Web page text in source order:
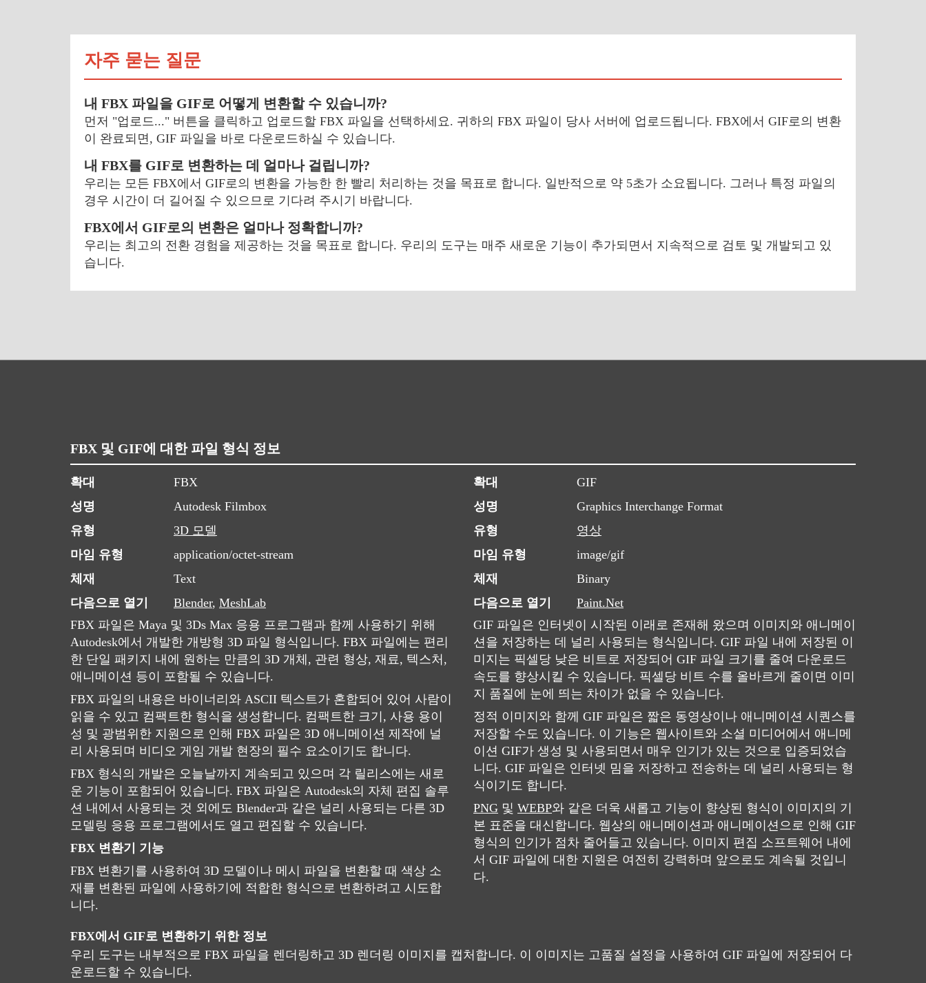
자주 묻는 질문
내 FBX 파일을 GIF로 어떻게 변환할 수 있습니까?
먼저 "업로드..." 버튼을 클릭하고 업로드할 FBX 파일을 선택하세요. 귀하의 FBX 파일이 당사 서버에 업로드됩니다. FBX에서 GIF로의 변환
이 완료되면, GIF 파일을 바로 다운로드하실 수 있습니다.
내 FBX를 GIF로 변환하는 데 얼마나 걸립니까?
우리는 모든 FBX에서 GIF로의 변환을 가능한 한 빨리 처리하는 것을 목표로 합니다. 일반적으로 약 5초가 소요됩니다. 그러나 특정 파일의
경우 시간이 더 길어질 수 있으므로 기다려 주시기 바랍니다.
FBX에서 GIF로의 변환은 얼마나 정확합니까?
우리는 최고의 전환 경험을 제공하는 것을 목표로 합니다. 우리의 도구는 매주 새로운 기능이 추가되면서 지속적으로 검토 및 개발되고 있
습니다.
FBX 및 GIF에 대한 파일 형식 정보
확대
FBX
성명
Autodesk Filmbox
유형
3D 모델
마임 유형
application/octet-stream
체재
Text
다음으로 열기
Blender, MeshLab
FBX 파일은 Maya 및 3Ds Max 응용 프로그램과 함께 사용하기 위해
Autodesk에서 개발한 개방형 3D 파일 형식입니다. FBX 파일에는 편리
한 단일 패키지 내에 원하는 만큼의 3D 개체, 관련 형상, 재료, 텍스처,
애니메이션 등이 포함될 수 있습니다.
FBX 파일의 내용은 바이너리와 ASCII 텍스트가 혼합되어 있어 사람이
읽을 수 있고 컴팩트한 형식을 생성합니다. 컴팩트한 크기, 사용 용이
성 및 광범위한 지원으로 인해 FBX 파일은 3D 애니메이션 제작에 널
리 사용되며 비디오 게임 개발 현장의 필수 요소이기도 합니다.
FBX 형식의 개발은 오늘날까지 계속되고 있으며 각 릴리스에는 새로
운 기능이 포함되어 있습니다. FBX 파일은 Autodesk의 자체 편집 솔루
션 내에서 사용되는 것 외에도 Blender과 같은 널리 사용되는 다른 3D
모델링 응용 프로그램에서도 열고 편집할 수 있습니다.
FBX 변환기 기능
FBX 변환기를 사용하여 3D 모델이나 메시 파일을 변환할 때 색상 소
재를 변환된 파일에 사용하기에 적합한 형식으로 변환하려고 시도합
니다.
확대
GIF
성명
Graphics Interchange Format
유형
영상
마임 유형
image/gif
체재
Binary
다음으로 열기
Paint.Net
GIF 파일은 인터넷이 시작된 이래로 존재해 왔으며 이미지와 애니메이
션을 저장하는 데 널리 사용되는 형식입니다. GIF 파일 내에 저장된 이
미지는 픽셀당 낮은 비트로 저장되어 GIF 파일 크기를 줄여 다운로드
속도를 향상시킬 수 있습니다. 픽셀당 비트 수를 올바르게 줄이면 이미
지 품질에 눈에 띄는 차이가 없을 수 있습니다.
정적 이미지와 함께 GIF 파일은 짧은 동영상이나 애니메이션 시퀀스를
저장할 수도 있습니다. 이 기능은 웹사이트와 소셜 미디어에서 애니메
이션 GIF가 생성 및 사용되면서 매우 인기가 있는 것으로 입증되었습
니다. GIF 파일은 인터넷 밈을 저장하고 전송하는 데 널리 사용되는 형
식이기도 합니다.
PNG 및 WEBP와 같은 더욱 새롭고 기능이 향상된 형식이 이미지의 기
본 표준을 대신합니다. 웹상의 애니메이션과 애니메이션으로 인해 GIF
형식의 인기가 점차 줄어들고 있습니다. 이미지 편집 소프트웨어 내에
서 GIF 파일에 대한 지원은 여전히 ​​강력하며 앞으로도 계속될 것입니
다.
FBX에서 GIF로 변환하기 위한 정보
우리 도구는 내부적으로 FBX 파일을 렌더링하고 3D 렌더링 이미지를 캡처합니다. 이 이미지는 고품질 설정을 사용하여 GIF 파일에 저장되어 다
운로드할 수 있습니다.